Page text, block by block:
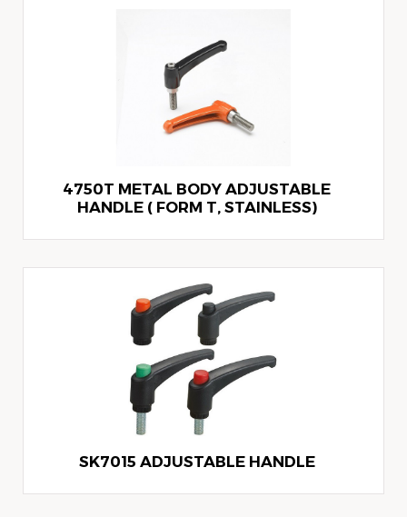
4750T METAL BODY ADJUSTABLE
HANDLE ( FORM T, STAINLESS)
SK7015 ADJUSTABLE HANDLE